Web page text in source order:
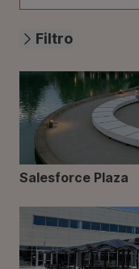
Filtro
Salesforce Plaza